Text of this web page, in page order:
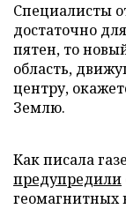
Специалисты
достаточно
пятен, то
область,
центру,
Землю.
Как писала
предупредили
геомагнитных